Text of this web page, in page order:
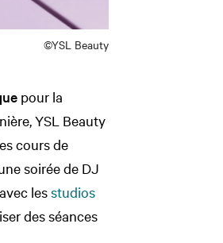
©YSL Beauty
pour la
YSL Beauty
cours de
soirée de DJ
lesstudios
des séances